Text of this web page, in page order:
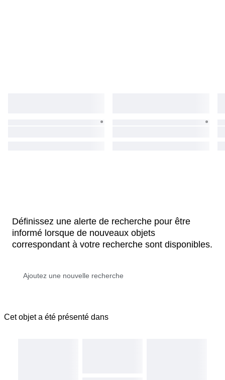
Définissez une alerte de recherche pour être
informé lorsque de nouveaux objets
correspondant à votre recherche sont disponibles.
Cet objet a été présenté dans